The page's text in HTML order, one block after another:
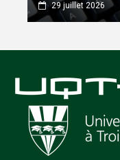
29 juillet 2026